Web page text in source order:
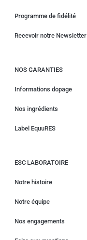
Programme de fidélité
Recevoir notre Newsletter
NOS GARANTIES
Informations dopage
Nos ingrédients
Label EquuRES
ESC LABORATOIRE
Notre histoire
Notre équipe
Nos engagements